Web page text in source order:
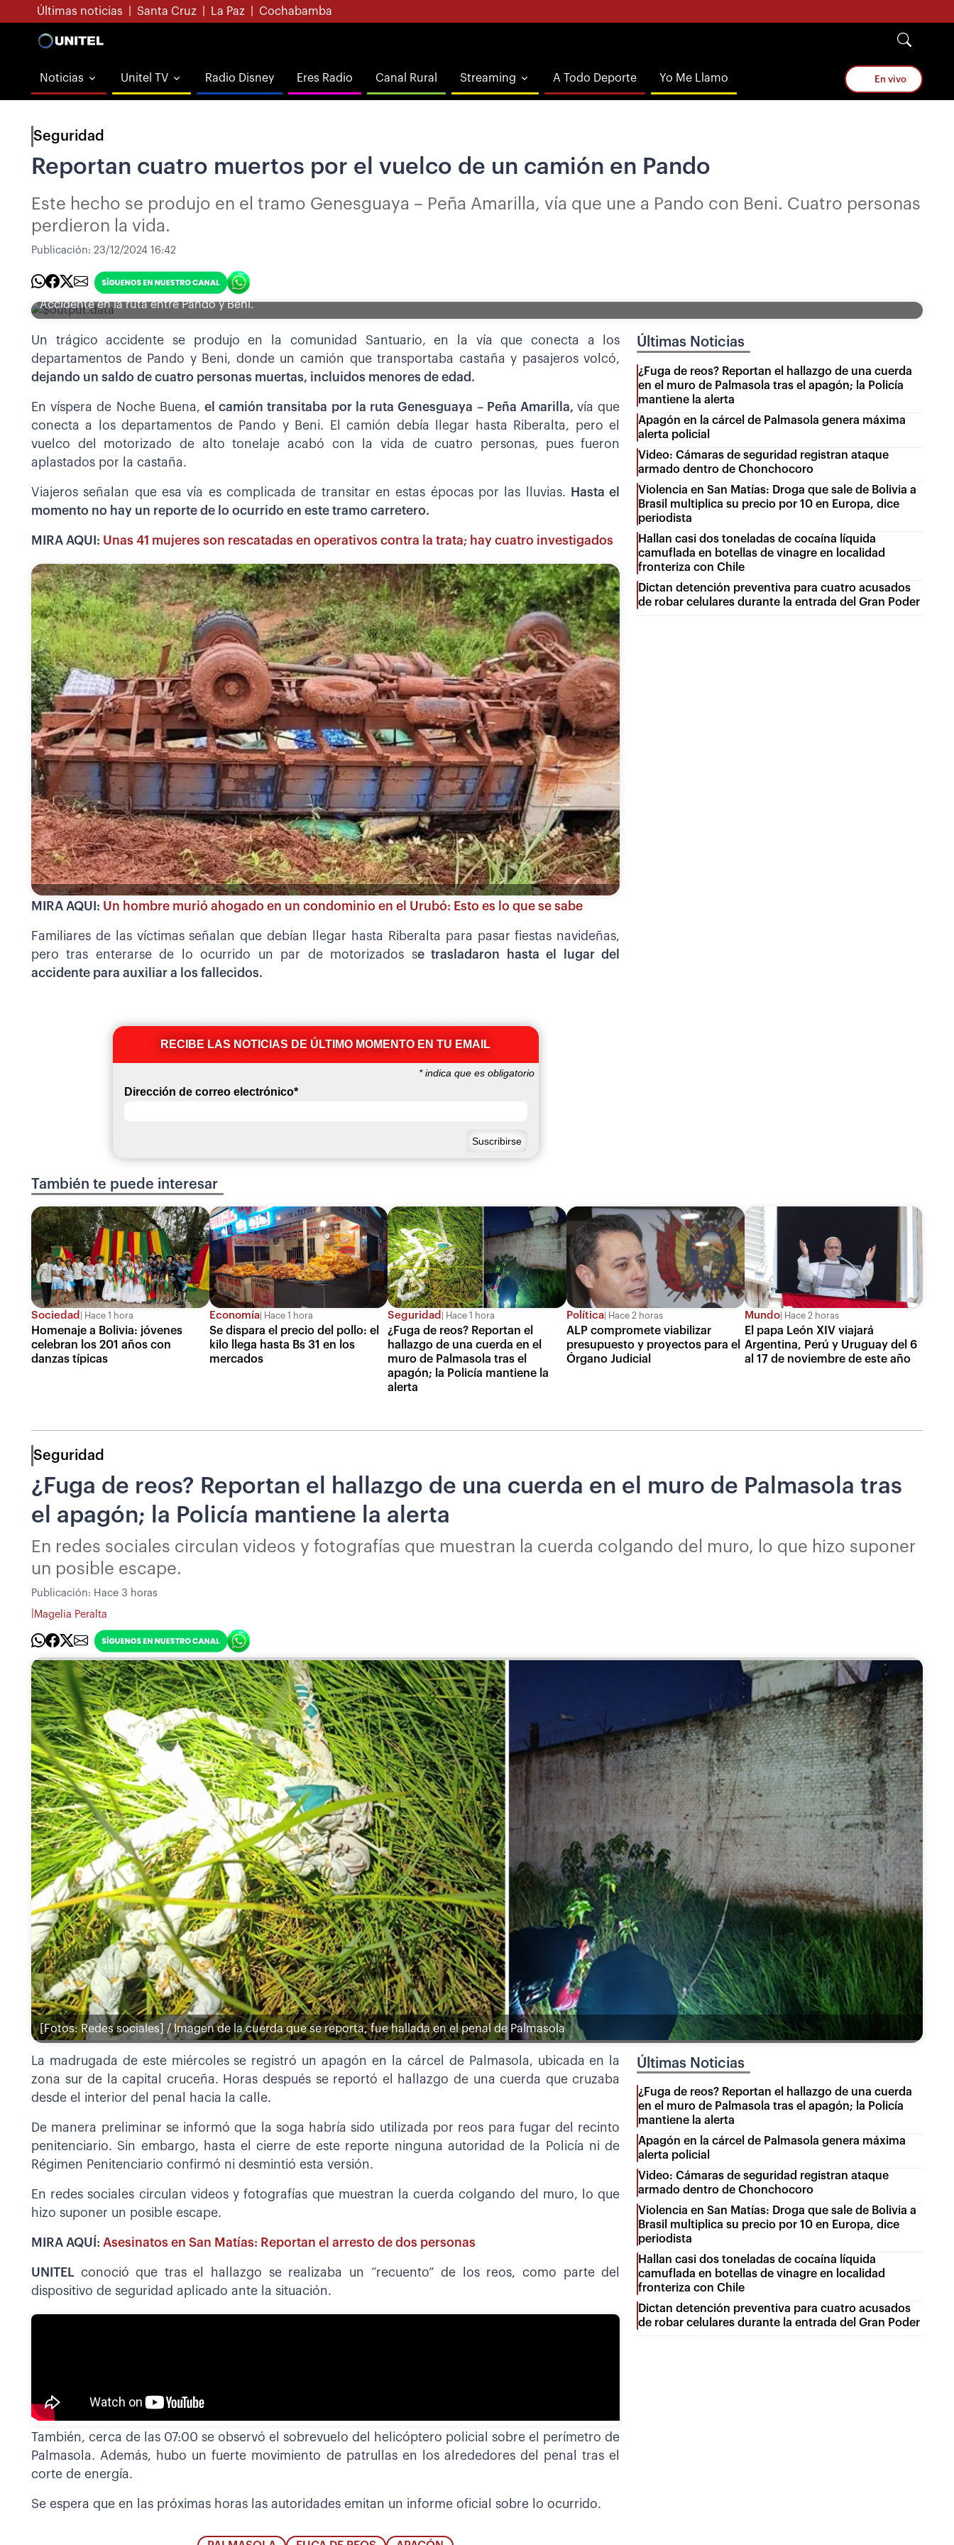
Últimas noticias Santa Cruz La Paz Cochabamba
Noticias Unitel TV Radio Disney Eres Radio Canal Rural Streaming A Todo Deporte Yo Me Llamo En vivo
Seguridad
Reportan cuatro muertos por el vuelco de un camión en Pando
Este hecho se produjo en el tramo Genesguaya – Peña Amarilla, vía que une a Pando con Beni. Cuatro personas
perdieron la vida.
Publicación: 23/12/2024 16:42
Accidente en la ruta entre Pando y Beni.
Un trágico accidente se produjo en la comunidad Santuario, en la vía que conecta a los
departamentos de Pando y Beni, donde un camión que transportaba castaña y pasajeros volcó,
dejando un saldo de cuatro personas muertas, incluidos menores de edad.
En víspera de Noche Buena,el camión transitaba por la ruta Genesguaya – Peña Amarilla,vía que
conecta a los departamentos de Pando y Beni. El camión debía llegar hasta Riberalta, pero el
vuelco del motorizado de alto tonelaje acabó con la vida de cuatro personas, pues fueron
aplastados por la castaña.
Viajeros señalan que esa vía es complicada de transitar en estas épocas por las lluvias.
Hasta el
momento no hay un reporte de lo ocurrido en este tramo carretero.
MIRA AQUI: Unas 41 mujeres son rescatadas en operativos contra la trata; hay cuatro investigados
MIRA AQUI: Un hombre murió ahogado en un condominio en el Urubó: Esto es lo que se sabe
Familiares de las víctimas señalan que debían llegar hasta Riberalta para pasar fiestas navideñas,
pero tras enterarse de lo ocurrido un par de motorizados se trasladaron hasta el lugar del
accidente para auxiliar a los fallecidos.
RECIBE LAS NOTICIAS DE ÚLTIMO MOMENTO EN TU EMAIL
*indica que es obligatorio
Dirección de correo electrónico*
Últimas Noticias
¿Fuga de reos? Reportan el hallazgo de una cuerda
en el muro de Palmasola tras el apagón; la Policía
mantiene la alerta
Apagón en la cárcel de Palmasola genera máxima
alerta policial
Video: Cámaras de seguridad registran ataque
armado dentro de Chonchocoro
Violencia en San Matías: Droga que sale de Bolivia a
Brasil multiplica su precio por 10 en Europa, dice
periodista
Hallan casi dos toneladas de cocaína líquida
camuflada en botellas de vinagre en localidad
fronteriza con Chile
Dictan detención preventiva para cuatro acusados
de robar celulares durante la entrada del Gran Poder
También te puede interesar
Sociedad Hace 1 hora
Homenaje a Bolivia: jóvenes
celebran los 201 años con
danzas típicas
Economía Hace 1 hora
Se dispara el precio del pollo: el
kilo llega hasta Bs 31 en los
mercados
Seguridad Hace 1 hora
¿Fuga de reos? Reportan el
hallazgo de una cuerda en el
muro de Palmasola tras el
apagón; la Policía mantiene la
alerta
Política Hace 2 horas
ALP compromete viabilizar
presupuesto y proyectos para el
Órgano Judicial
Mundo Hace 2 horas
El papa León XIV viajará
Argentina, Perú y Uruguay del 6
al 17 de noviembre de este año
Seguridad
¿Fuga de reos? Reportan el hallazgo de una cuerda en el muro de Palmasola tras
el apagón; la Policía mantiene la alerta
En redes sociales circulan videos y fotografías que muestran la cuerda colgando del muro, lo que hizo suponer
un posible escape.
Publicación: Hace 3 horas
Magelia Peralta
[Fotos: Redes sociales] / Imagen de la cuerda que se reporta, fue hallada en el penal de Palmasola
La madrugada de este miércoles se registró un apagón en la cárcel de Palmasola, ubicada en la
zona sur de la capital cruceña. Horas después se reportó el hallazgo de una cuerda que cruzaba
desde el interior del penal hacia la calle.
De manera preliminar se informó que la soga habría sido utilizada por reos para fugar del recinto
penitenciario. Sin embargo, hasta el cierre de este reporte ninguna autoridad de la Policía ni de
Régimen Penitenciario confirmó ni desmintió esta versión.
En redes sociales circulan videos y fotografías que muestran la cuerda colgando del muro, lo que
hizo suponer un posible escape.
MIRA AQUÍ: Asesinatos en San Matías: Reportan el arresto de dos personas
UNITEL conoció que tras el hallazgo se realizaba un “recuento” de los reos, como parte del
dispositivo de seguridad aplicado ante la situación.
También, cerca de las 07:00 se observó el sobrevuelo del helicóptero policial sobre el perímetro de
Palmasola. Además, hubo un fuerte movimiento de patrullas en los alrededores del penal tras el
corte de energía.
Se espera que en las próximas horas las autoridades emitan un informe oficial sobre lo ocurrido.
Últimas Noticias
¿Fuga de reos? Reportan el hallazgo de una cuerda
en el muro de Palmasola tras el apagón; la Policía
mantiene la alerta
Apagón en la cárcel de Palmasola genera máxima
alerta policial
Video: Cámaras de seguridad registran ataque
armado dentro de Chonchocoro
Violencia en San Matías: Droga que sale de Bolivia a
Brasil multiplica su precio por 10 en Europa, dice
periodista
Hallan casi dos toneladas de cocaína líquida
camuflada en botellas de vinagre en localidad
fronteriza con Chile
Dictan detención preventiva para cuatro acusados
de robar celulares durante la entrada del Gran Poder